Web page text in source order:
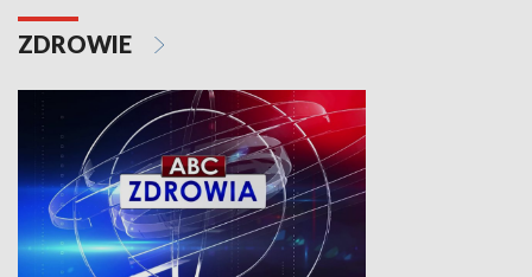
ZDROWIE